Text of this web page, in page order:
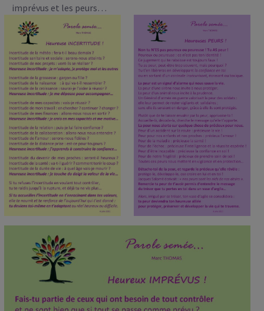
imprévus et les peurs…